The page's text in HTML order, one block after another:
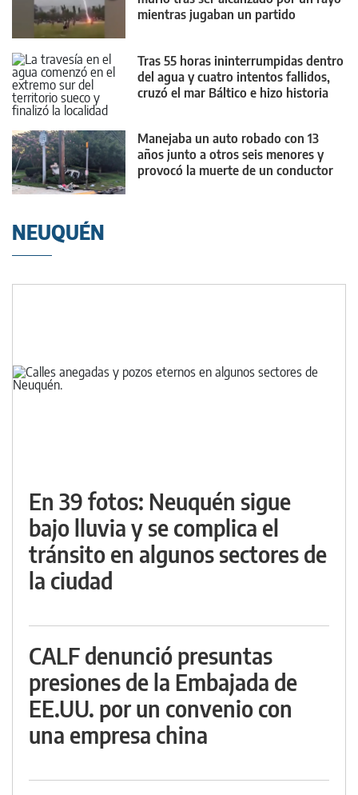
mientras jugaban un partido
Tras 55 horas ininterrumpidas dentro
del agua y cuatro intentos fallidos,
cruzó el mar Báltico e hizo historia
Manejaba un auto robado con 13
años junto a otros seis menores y
provocó la muerte de un conductor
NEUQUÉN
En 39 fotos: Neuquén sigue
bajo lluvia y se complica el
tránsito en algunos sectores de
la ciudad
CALF denunció presuntas
presiones de la Embajada de
EE.UU. por un convenio con
una empresa china